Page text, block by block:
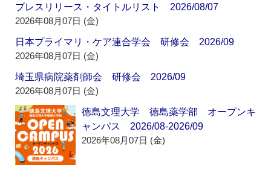
プレスリリース・タイトルリスト 2026/08/07
2026年08月07日 (金)
日本プライマリ・ケア連合学会 研修会 2026/09
2026年08月07日 (金)
埼玉県病院薬剤師会 研修会 2026/09
2026年08月07日 (金)
徳島文理大学 徳島薬学部 オープンキ
ャンパス 2026/08-2026/09
2026年08月07日 (金)